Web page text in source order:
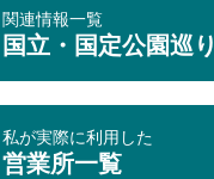
関連情報一覧
国立・国定公園巡り
私が実際に利用した
営業所一覧